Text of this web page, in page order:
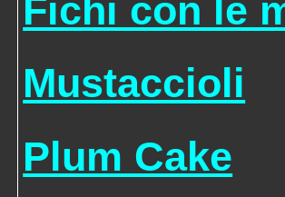
Fichi con le
Mustaccioli
Plum Cake